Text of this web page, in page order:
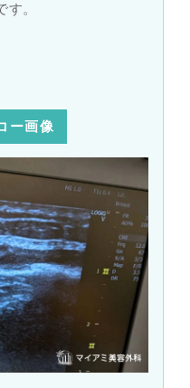
す。
ー画像